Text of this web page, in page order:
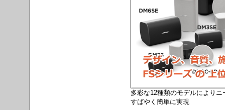
多彩な12種類のモデルにより
すばやく簡単に実現